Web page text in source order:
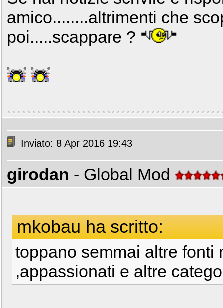
amico........altrimenti che
poi.....scappare ?
Inviato: 8 Apr 2016 19:43
girodan - Global Mod
mkobau ha scritto:
toppano semmai altre fonti
,appassionati e altre